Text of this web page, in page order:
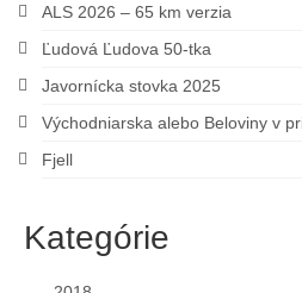
ALS 2026 – 65 km verzia
Ľudová Ľudova 50-tka
Javornícka stovka 2025
Východniarska alebo Beloviny v
Fjell
Kategórie